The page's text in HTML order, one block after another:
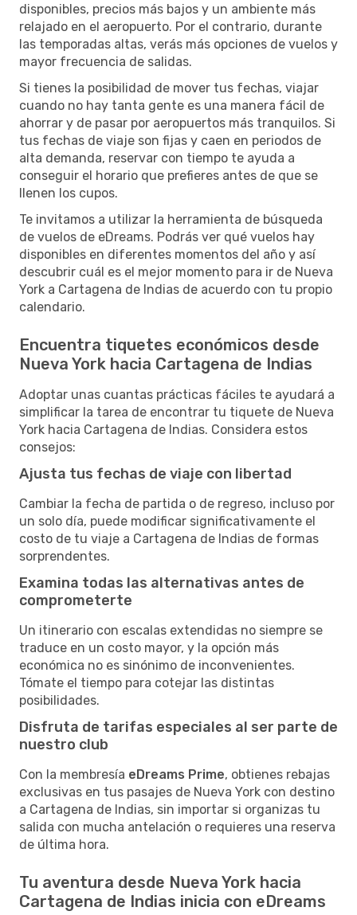
disponibles, precios más bajos y un ambiente más
relajado en el aeropuerto. Por el contrario, durante
las temporadas altas, verás más opciones de vuelos y
mayor frecuencia de salidas.
Si tienes la posibilidad de mover tus fechas, viajar
cuando no hay tanta gente es una manera fácil de
ahorrar y de pasar por aeropuertos más tranquilos. Si
tus fechas de viaje son fijas y caen en periodos de
alta demanda, reservar con tiempo te ayuda a
conseguir el horario que prefieres antes de que se
llenen los cupos.
Te invitamos a utilizar la herramienta de búsqueda
de vuelos de eDreams. Podrás ver qué vuelos hay
disponibles en diferentes momentos del año y así
descubrir cuál es el mejor momento para ir de Nueva
York a Cartagena de Indias de acuerdo con tu propio
calendario.
Encuentra tiquetes económicos desde
Nueva York hacia Cartagena de Indias
Adoptar unas cuantas prácticas fáciles te ayudará a
simplificar la tarea de encontrar tu tiquete de Nueva
York hacia Cartagena de Indias. Considera estos
consejos:
Ajusta tus fechas de viaje con libertad
Cambiar la fecha de partida o de regreso, incluso por
un solo día, puede modificar significativamente el
costo de tu viaje a Cartagena de Indias de formas
sorprendentes.
Examina todas las alternativas antes de
comprometerte
Un itinerario con escalas extendidas no siempre se
traduce en un costo mayor, y la opción más
económica no es sinónimo de inconvenientes.
Tómate el tiempo para cotejar las distintas
posibilidades.
Disfruta de tarifas especiales al ser parte de
nuestro club
Con la membresía eDreams Prime, obtienes rebajas
exclusivas en tus pasajes de Nueva York con destino
a Cartagena de Indias, sin importar si organizas tu
salida con mucha antelación o requieres una reserva
de última hora.
Tu aventura desde Nueva York hacia
Cartagena de Indias inicia con eDreams